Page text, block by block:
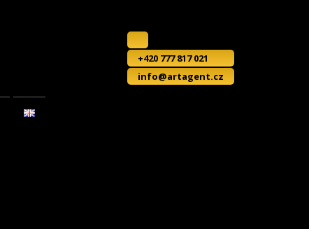
+420 777 817 021
info@artagent.cz